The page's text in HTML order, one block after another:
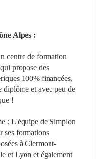
Alpes :
centre de formation
propose des
100% financées,
diplôme et avec peu de
!
: L'équipe de Simplon
ses formations
à Clermont-
et Lyon et également